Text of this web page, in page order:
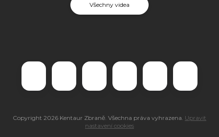
Všechny videa
Copyright 2026 Kentaur Zbraně . Všechna práva vyhrazena. Upravit
nastavení cookies